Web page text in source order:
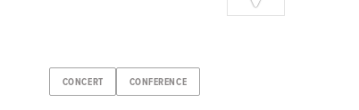
CONCERT CONFERENCE